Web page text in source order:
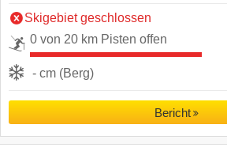
Skigebiet geschlossen
0 von 20 km Pisten offen
- cm (Berg)
Bericht